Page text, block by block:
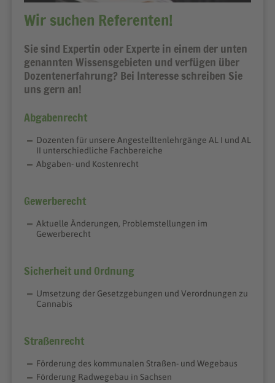
Wir suchen Referenten!
Sie sind Expertin oder Experte in einem der unten
genannten Wissensgebieten und verfügen über
Dozentenerfahrung? Bei Interesse schreiben Sie
uns gern an!
Abgabenrecht
Dozenten für unsere Angestelltenlehrgänge AL I und AL
II unterschiedliche Fachbereiche
Abgaben- und Kostenrecht
Gewerberecht
Aktuelle Änderungen, Problemstellungen im
Gewerberecht
Sicherheit und Ordnung
Umsetzung der Gesetzgebungen und Verordnungen zu
Cannabis
Straßenrecht
Förderung des kommunalen Straßen- und Wegebaus
Förderung Radwegebau in Sachsen